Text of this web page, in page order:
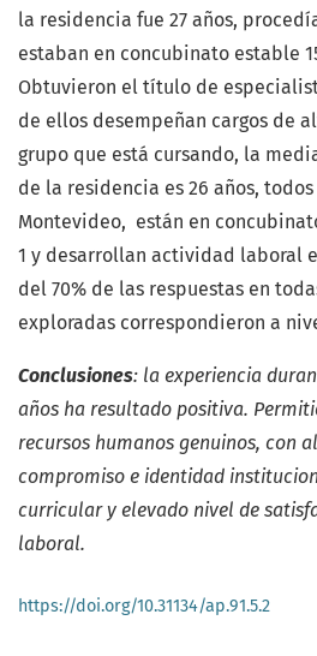
la residencia fue 27 años,
estaban en concubinato estable
Obtuvieron el título de
de ellos desempeñan cargos de
grupo que está cursando, la
de la residencia es 26 años,
Montevideo, están en
1 y desarrollan actividad laboral
del 70% de las respuestas en
exploradas correspondieron a
Conclusiones: la experiencia
años ha resultado positiva.
recursos humanos genuinos, con
compromiso e identidad
curricular y elevado nivel de
laboral.
https://doi.org/10.31134/ap.91.5.2